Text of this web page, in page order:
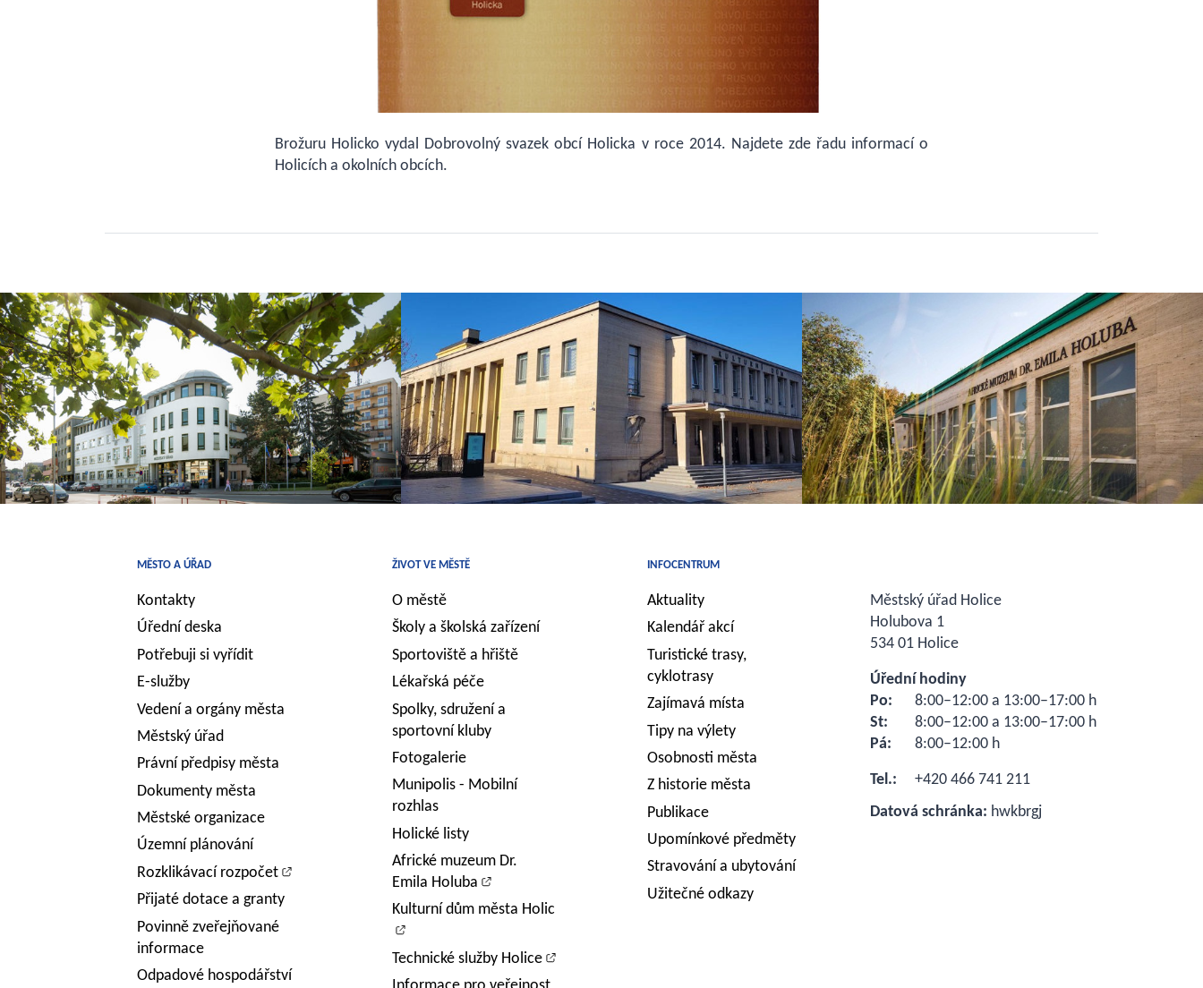
Brožuru Holicko vydal Dobrovolný svazek obcí Holicka v roce 2014. Najdete zde řadu informací o
Holicích a okolních obcích.
MĚSTO A ÚŘAD
Kontakty
Úřední deska
Potřebuji si vyřídit
E-služby
Vedení a orgány města
Městský úřad
Právní předpisy města
Dokumenty města
Městské organizace
Územní plánování
Rozklikávací rozpočet
Přijaté dotace a granty
Povinně zveřejňované
informace
Odpadové hospodářství
ŽIVOT VE MĚSTĚ
O městě
Školy a školská zařízení
Sportoviště a hřiště
Lékařská péče
Spolky, sdružení a
sportovní kluby
Fotogalerie
Munipolis - Mobilní
rozhlas
Holické listy
Africké muzeum Dr.
Emila Holuba
Kulturní dům města Holic
Technické služby Holice
INFOCENTRUM
Aktuality
Kalendář akcí
Turistické trasy,
cyklotrasy
Zajímavá místa
Tipy na výlety
Osobnosti města
Z historie města
Publikace
Upomínkové předměty
Stravování a ubytování
Užitečné odkazy
Městský úřad Holice
Holubova 1
534 01 Holice
Úřední hodiny
Po:
8:00–12:00 a 13:00–17:00 h
St:
8:00–12:00 a 13:00–17:00 h
Pá:
8:00–12:00 h
Tel.:
+420 466 741 211
Datová schránka: hwkbrgj